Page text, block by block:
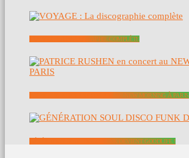
VOYAGE : LA DISCOGRAPHIE COMPLÈTE
PATRICE RUSHEN EN CONCERT AU NEW MORNING À PARIS
GÉNÉRATION SOUL DISCO FUNK DEVIENT GOODLIFE !